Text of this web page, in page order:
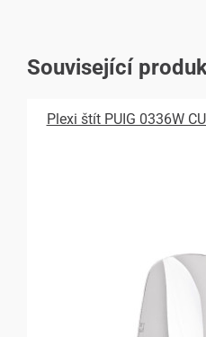
Související
Plexi štít PUIG 0336W